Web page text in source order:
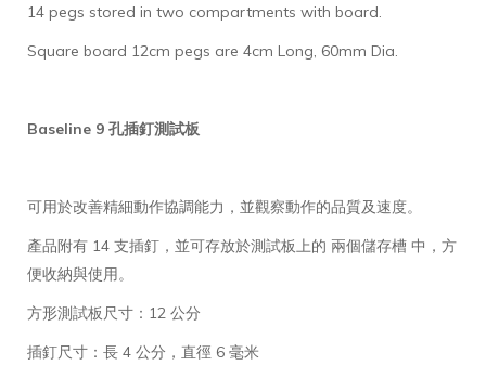
14 pegs stored in two compartments with board.
Square board 12cm pegs are 4cm Long, 60mm Dia.
Baseline 9 孔插釘測試板
可用於改善精細動作協調能力，並觀察動作的品質及速度。
產品附有 14 支插釘，並可存放於測試板上的 兩個儲存槽 中，方
便收納與使用。
方形測試板尺寸：12 公分
插釘尺寸：長 4 公分，直徑 6 毫米